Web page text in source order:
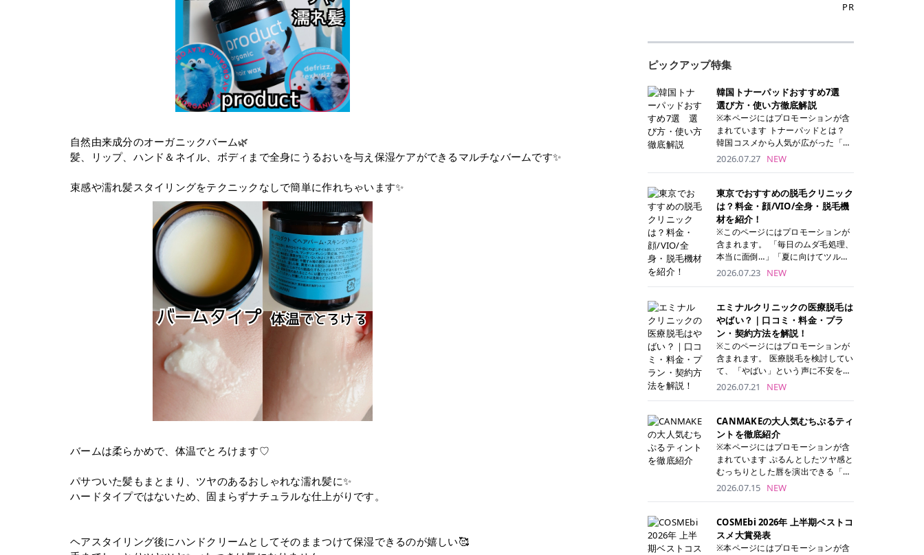
自然由来成分のオーガニックバーム🌿
髪、リップ、ハンド＆ネイル、ボディまで全身にうるおいを与え保湿ケアができるマルチなバームです✨
束感や濡れ髪スタイリングをテクニックなしで簡単に作れちゃいます✨
バームは柔らかめで、体温でとろけます♡
パサついた髪もまとまり、ツヤのあるおしゃれな濡れ髪に✨
ハードタイプではないため、固まらずナチュラルな仕上がりです。
ヘアスタイリング後にハンドクリームとしてそのままつけて保湿できるのが嬉しい🥰
PR
ピックアップ特集
韓国トナーパッドおすすめ7選
選び方・使い方徹底解説
※本ページにはプロモーションが含
まれています トナーパッドとは？
韓国コスメから人気が広がった「ト
ナーパッド」は、化粧水や美容液を
トナーパッドは洗顔後に肌をやさし
く拭き取ることで、古い角質や余分
な皮脂汚れをオフしながら、うるお
いを与えられるのが特徴✨ さらに、
気になる部分には数分のせて部分用
パックとしても使用できるため、1
両方を叶えられます。 韓国コスメブ
ランドを中心に人気を集めていまし
たが、現在では日本でも定番のスキ
ンケアアイテムとして幅広い世代に
愛用されています。 トナーパッドの
特徴 トナーパッドと拭き取り化粧水
の違い 「トナーパッド」と「拭き取
り化粧水」はどちらも洗顔後に使用
するスキンケアアイテムですが、使
い方や特徴に違いがあります。 トナ
ーパッドは、化粧水があらかじめパ
ッドに含まれているため、コットン
を用意する手間がなく、忙しい朝で
もサッと使えるのが魅力です。 ま
た、保湿成分を豊富に配合した商品
が多く、拭き取り後にそのまま部分
用パックとして使えるトナーパッド
も増えています。 一方、拭き取り化
粧水は液体タイプのため、コットン
整しやすく、お気に入りの化粧水を
使いたい方やコストを抑えて続けた
い方にもおすすめです。 トナーパッ
2026.07.27 NEW
東京でおすすめの脱毛クリニック
は？料金・顔/VIO/全身・脱毛機
材を紹介！
※このページにはプロモーションが
含まれます。 「毎日のムダ毛処理、
本当に面倒…」「夏に向けてツルツ
ル肌になりたい！」 そう思って東京
べばいいの？と迷ってしまいますよ
ね。 この記事では、医療脱毛の基本
から、東京で特に通いやすいフレイ
アクリニック・レジーナクリニッ
ク・エミナルクリニック・リゼクリ
ニックの4院について、分かりやす
リニックを見つけて、面倒な自己処
理から卒業しちゃいましょう♪ クリ
ニック 全身＋VIO 全身＋VIO＋顔 特
徴 脱毛器 詳細 フレイアクリニック
52,800円(税込)/5回 94,600円(税
込)/5回 肌への負担に配慮しなが
ら、コストパフォーマンスも重視し
たい方に！ メディオスターモノリス
メディオスターNeXT PRO 公式サイ
ト> レジーナクリニック 52,800円
(税込)/5回 99,000円(税込)/5回 ジェ
ントルシリーズを選べるため、脱毛
機にこだわりたい方におすすめ！ ジ
2026.07.23 NEW
エミナルクリニックの医療脱毛は
やばい？｜口コミ・料金・プラ
ン・契約方法を解説！
※このページにはプロモーションが
含まれます。 医療脱毛を検討してい
て、「やばい」という声に不安を抱
える方も多いのではないでしょう
体系をはじめ、学生や友人同士でお
得になる割引キャンペーン、無料カ
ウンセリングから施術までの具体的
なステップを分かりやすく解説しま
す。 これから手軽に全身医療脱毛を
後までチェックして、ご自身にぴっ
ください！ クリニック 全身＋VIO
全身＋VIO＋顔 特徴 脱毛器 詳細 フ
レイアクリニック 52,800円(税込)/5
2026.07.21 NEW
CANMAKEの大人気むちぷるティ
ントを徹底紹介
※本ページにはプロモーションが含
まれています ぷるんとしたツヤ感と
むっちりとした唇を演出できる「C
ANMAKE（キャンメイク）むちぷる
湿ケアも叶えられることから、SNS
でも話題の人気リップです。 「自分
にはどのカラーが似合う？」「イエ
2026.07.15 NEW
COSMEbi 2026年 上半期ベストコ
スメ大賞発表
※本ページにはプロモーションが含